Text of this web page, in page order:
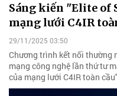
Sáng kiến "Elite of
mạng lưới C4IR
29/11/2025 03:50
Chương trình kết nối thường
mạng công nghệ lần thứ tư
của mạng lưới C4IR toàn